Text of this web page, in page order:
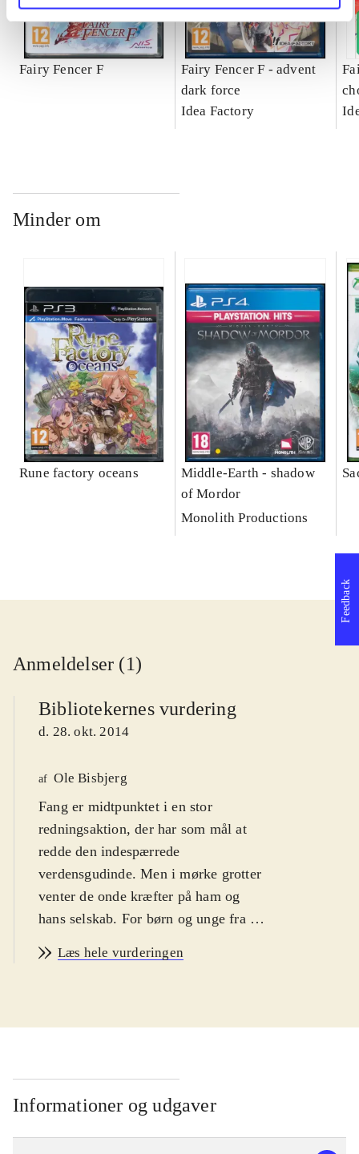
Fairy Fencer F
Fairy Fencer F - advent
dark force
Idea Factory
Minder om
Rune factory oceans
Middle-Earth - shadow
of Mordor
Monolith Productions
Anmeldelser (1)
Bibliotekernes vurdering
d. 28. okt. 2014
af Ole Bisbjerg
Fang er midtpunktet i en stor
redningsaktion, der har som mål at
redde den indespærrede
verdensgudinde. Men i mørke grotter
venter de onde kræfter på ham og
hans selskab. For børn og unge fra 12
rollespilsmysterier.
Men det ubekymrede liv ændrer sig
ham til at trække et underligt sværd
ud af en sten. Historien i "Fairy
fencer F" minder om myten om
"sværdet i stenen" - set gennem
Læs hele vurderingen
Informationer og udgaver
Feedback